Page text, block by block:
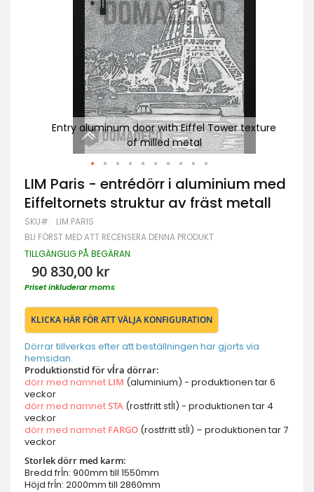
Entry aluminum door with Eiffel Tower texture
of milled metal
Hoppa
till
början
av
bildgalleriet
LIM Paris - entrédörr i aluminium med
Eiffeltornets struktur av fräst metall
SKU LIM PARIS
BLI FÖRST MED ATT RECENSERA DENNA PRODUKT
TILLGÄNGLIG PÅ BEGÄRAN
90 830,00 kr
Priset inkluderar moms
KLICKA HÄR FÖR ATT VÄLJA KONFIGURATION
Dörrar tillverkas efter att beställningen har gjorts via
hemsidan.
Produktionstid för vĺra dörrar:
dörr med namnet LIM (aluminium) - produktionen tar 6
veckor
dörr med namnetSTA (rostfritt stĺl) - produktionen tar 4
veckor
dörr med namnet FARGO (rostfritt stĺl) – produktionen tar 7
veckor
Storlek dörr med karm:
Bredd frĺn: 900mm till 1550mm
Höjd frĺn: 2000mm till 2860mm